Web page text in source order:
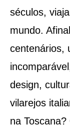
séculos,
mundo.
centenários,
design,
vilarejos
na